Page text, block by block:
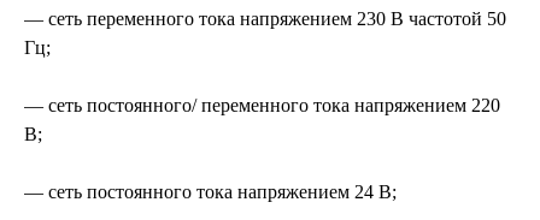
— сеть переменного тока напряжением 230 В частотой 50
Гц;
— сеть постоянного/ переменного тока напряжением 220
В;
— сеть постоянного тока напряжением 24 В;